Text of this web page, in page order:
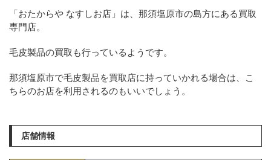
「おたからや なすしお店」は、那須塩原市の島方にある買取
専門店。
毛皮製品の買取も行っているようです。
那須塩原市で毛皮製品を買取店に持っていかれる場合は、こ
ちらのお店を利用されるのもいいでしょう。
店舗情報